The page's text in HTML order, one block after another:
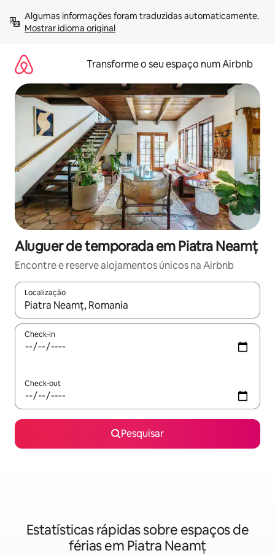
para
Mostrar idioma original
Transforme o seu espaço num Airbnb
Aluguer de temporada em Piatra Neamț
Encontre e reserve alojamentos únicos na Airbnb
Localização
Quando os resultados estiverem disponíveis, navegue com
Check-in
Check-out
Pesquisar
Estatísticas rápidas sobre espaços de
férias em Piatra Neamț